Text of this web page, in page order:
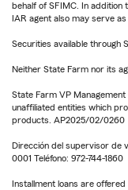
behalf of SFIMC. In
IAR agent also may serve
Securities available through
Neither State Farm nor its
State Farm VP
unaffiliated entities which
products. AP2025/02/0260
Dirección del supervisor de
0001 Teléfono: 972-744-1860
Installment loans are